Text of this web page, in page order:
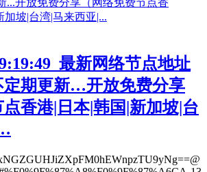
最新网络节点地址
期更新…开放免费分享
点香港|日本|韩国|新加坡|台